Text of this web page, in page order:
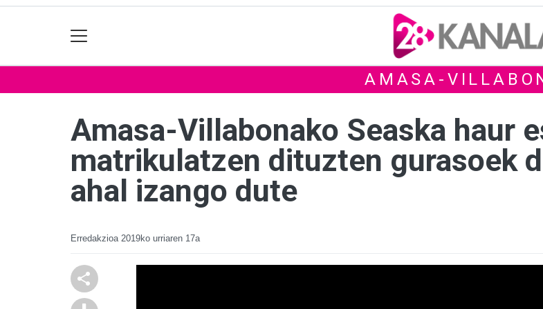
AMASA-
Amasa-Villabonako Seaska haur
matrikulatzen dituzten gurasoek
ahal izango dute
Erredakzioa 2019ko urriaren 17a